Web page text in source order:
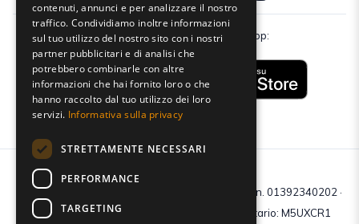
Scarica gratuitamente la nostra app:
C.F e P.IVA: 01392340202 · Reg.Imp. di Mantova: n. 01392340202 ·
Capitale sociale € 210.400 i.v. · Codice destinatario: M5UXCR1
contenuti, annunci e per analizzare il nostro
traffico. Condividiamo inoltre informazioni
sul tuo utilizzo del nostro sito con i nostri
partner pubblicitari e di analisi che
potrebbero combinarle con altre
informazioni che hai fornito loro o che
hanno raccolto dal tuo utilizzo dei loro
servizi. Informativa sulla privacy
STRETTAMENTE NECESSARI
PERFORMANCE
TARGETING